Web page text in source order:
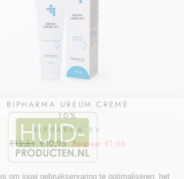
BIPHARMA UREUM CREME
10%
BIPHARMA BV
€12,61 €10,95 Bespaar €1,66